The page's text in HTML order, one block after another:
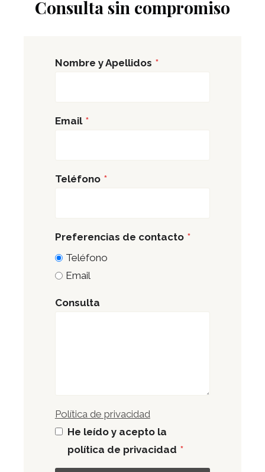
Consulta sin compromiso
Nombre y Apellidos *
Email *
Teléfono *
Preferencias de contacto *
Preferencias
de
contacto
Teléfono
Email
Consulta
Política de privacidad
He leído y acepto la
política de privacidad *